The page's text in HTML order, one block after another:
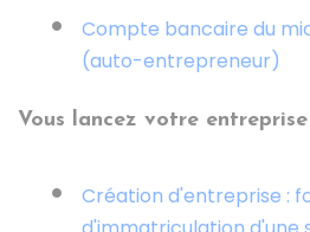
Compte bancaire du
(auto-entrepreneur)
Vous lancez votre entreprise
Création d'entreprise :